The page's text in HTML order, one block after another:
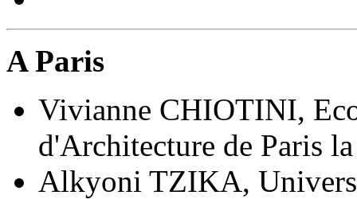
A Paris
Vivianne CHIOTINI,
d'Architecture de Paris
Alkyoni TZIKA,